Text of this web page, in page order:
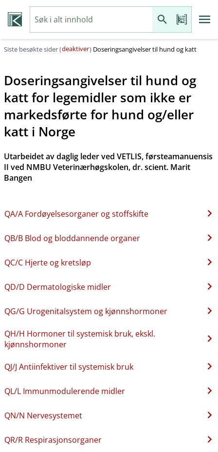
Siste besøkte sider (deaktiver) Doseringsangivelser til hund og katt
Doseringsangivelser til hund og
katt for legemidler som ikke er
markedsførte for hund og​/​eller
katt i Norge
Utarbeidet av daglig leder ved VETLIS, førsteamanuensis
II ved NMBU Veterinærhøgskolen, dr. scient. Marit
Bangen
QA​/​A Fordøyelsesorganer og stoffskifte
QB​/​B Blod og bloddannende organer
QC​/​C Hjerte og kretsløp
QD​/​D Dermatologiske midler
QG​/​G Urogenitalsystem og kjønnshormoner
QH​/​H Hormoner til systemisk bruk, ekskl.
kjønnshormoner
QJ​/​J Antiinfektiver til systemisk bruk
QL​/​L Immunmodulerende midler
QN​/​N Nervesystemet
QR​/​R Respirasjonsorganer